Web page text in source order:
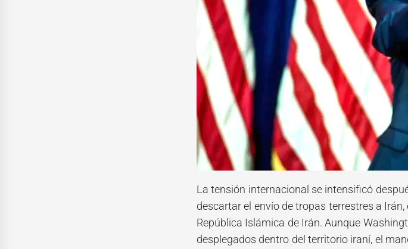
La tensión internacional se intensificó
descartar el envío de tropas terrestres a
República Islámica de Irán. Aunque
desplegados dentro del territorio iraní, el